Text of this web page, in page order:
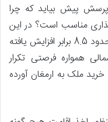
پیش بیاید که چرا
مناسب است؟ در این
کشور قیمت املاک در طی 3 سال اخیر حدود 8.5 برابر افزایش یافته
همواره فرصتی تکرار
ملک به ارمغان آورده